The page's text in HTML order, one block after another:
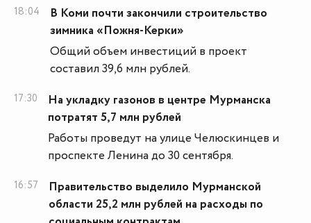
18:04
В Коми почти закончили строительство
зимника «Пожня-Керки»
Общий объем инвестиций в проект
составил 39,6 млн рублей.
17:30
На укладку газонов в центре Мурманска
потратят 5,7 млн рублей
Работы проведут на улице Челюскинцев и
проспекте Ленина до 30 сентября.
16:57
Правительство выделило Мурманской
области 25,2 млн рублей на расходы по